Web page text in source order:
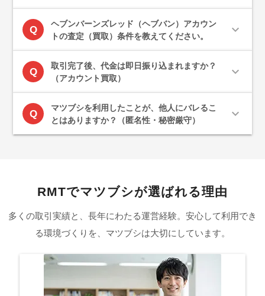
Q
ヘブンバーンズレッド（ヘブバン）アカウン
トの査定（買取）条件を教えてください。
expand_more
Q
取引完了後、代金は即日振り込まれますか？
（アカウント買取）
expand_more
Q
マツブシを利用したことが、他人にバレるこ
とはありますか？（匿名性・秘密厳守）
expand_more
RMTでマツブシが選ばれる理由
多くの取引実績と、長年にわたる運営経験。安心して利用でき
る環境づくりを、マツブシは大切にしています。